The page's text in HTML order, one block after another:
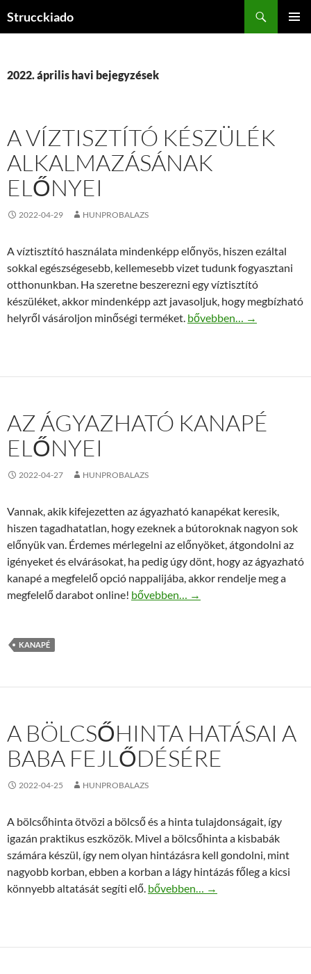
Strucckiado
2022. április havi bejegyzések
A VÍZTISZTÍTÓ KÉSZÜLÉK
ALKALMAZÁSÁNAK
ELŐNYEI
2022-04-29 HUNPROBALAZS
A víztisztító használata mindenképp előnyös, hiszen ezáltal
sokkal egészségesebb, kellemesebb vizet tudunk fogyasztani
otthonunkban. Ha szeretne beszerezni egy víztisztító
készüléket, akkor mindenképp azt javasoljuk, hogy megbízható
helyről vásároljon minőségi terméket. A víztisztító készülék
bővebben… →
AZ ÁGYAZHATÓ KANAPÉ
ELŐNYEI
2022-04-27 HUNPROBALAZS
Vannak, akik kifejezetten az ágyazható kanapékat keresik,
hiszen tagadhatatlan, hogy ezeknek a bútoroknak nagyon sok
előnyük van. Érdemes mérlegelni az előnyöket, átgondolni az
igényeket és elvárásokat, ha pedig úgy dönt, hogy az ágyazható
kanapé a megfelelő opció nappalijába, akkor rendelje meg a
megfelelő darabot online! Az ágyazható kanapé előnyei
bővebben… →
KANAPÉ
A BÖLCSŐHINTA HATÁSAI A
BABA FEJLŐDÉSÉRE
2022-04-25 HUNPROBALAZS
A bölcsőhinta ötvözi a bölcső és a hinta tulajdonságait, így
igazán praktikus eszközök. Mivel a bölcsőhinta a kisbabák
számára készül, így nem olyan hintázásra kell gondolni, mint
nagyobb korban, ebben a korban a lágy hintázás főleg a kicsi
könnyebb altatását segíti elő. A bölcsőhinta hatásai a baba
bővebben… →